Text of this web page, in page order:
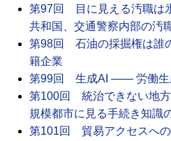
第97回 目に見える汚職は
共和国、交通警察内部の汚
第98回 石油の採掘権は誰
籍企業
第99回 生成AI ―― 労働生
第100回 統治できない地
規模都市に見る手続き知識
第101回 貿易アクセスへの